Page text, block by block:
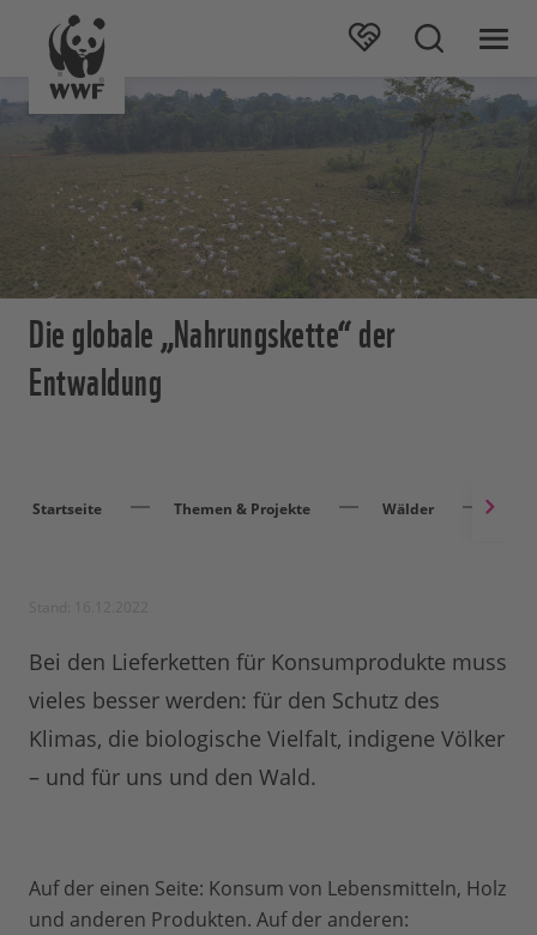
Die globale „Nahrungskette“ der
Entwaldung
Startseite Themen & Projekte Wälder
Bei den Lieferketten für Konsumprodukte muss
vieles besser werden: für den Schutz des
Klimas, die biologische Vielfalt, indigene Völker
– und für uns und den Wald.
Auf der einen Seite: Konsum von Lebensmitteln, Holz
und anderen Produkten. Auf der anderen: